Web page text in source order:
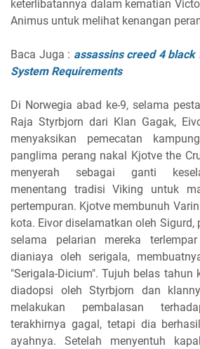
keterlibatannya dalam kematian
Animus untuk melihat kenangan
Baca Juga : assassins creed 4 black
System Requirements
Di Norwegia abad ke-9, selama
Raja Styrbjorn dari Klan Gagak,
menyaksikan pemecatan
panglima perang nakal Kjotve the
menyerah sebagai ganti
menentang tradisi Viking untuk
pertempuran. Kjotve membunuh
kota. Eivor diselamatkan oleh Sigurd,
selama pelarian mereka
dianiaya oleh serigala,
"Serigala-Dicium". Tujuh belas tahun
diadopsi oleh Styrbjorn dan
melakukan pembalasan
terakhirnya gagal, tetapi dia
ayahnya. Setelah menyentuh